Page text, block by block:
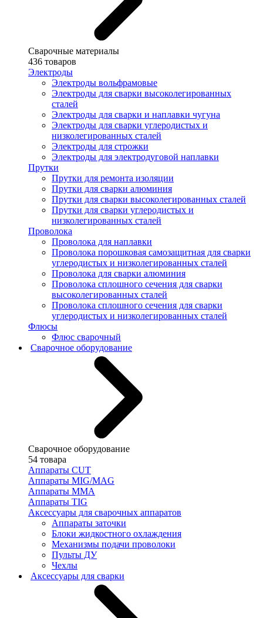
Сварочные материалы
436 товаров
Электроды
Электроды вольфрамовые
Электроды для сварки высоколегированных
сталей
Электроды для сварки и наплавки чугуна
Электроды для сварки углеродистых и
низколегированных сталей
Электроды для строжки
Электроды для электродуговой наплавки
Прутки
Прутки для ремонта изоляции
Прутки для сварки алюминия
Прутки для сварки высоколегированных сталей
Прутки для сварки углеродистых и
низколегированных сталей
Проволока
Проволока для наплавки
Проволока порошковая самозащитная для сварки
углеродистых и низколегированных сталей
Проволока для сварки алюминия
Проволока сплошного сечения для сварки
высоколегированных сталей
Проволока сплошного сечения для сварки
углеродистых и низколегированных сталей
Флюсы
Флюс сварочный
Сварочное оборудование
Сварочное оборудование
54 товара
Аппараты CUT
Аппараты MIG/MAG
Аппараты MMA
Аппараты TIG
Аксессуары для сварочных аппаратов
Аппараты заточки
Блоки жидкостного охлаждения
Механизмы подачи проволоки
Пульты ДУ
Чехлы
Аксессуары для сварки